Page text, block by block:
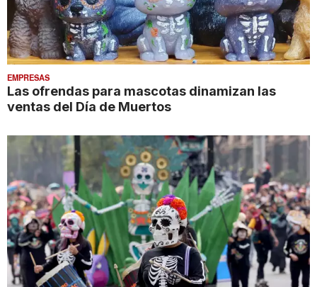
EMPRESAS
Las ofrendas para mascotas dinamizan las
ventas del Día de Muertos